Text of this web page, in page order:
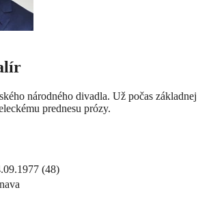
národného divadla. Už počas základnej
prednesu prózy.
(48)